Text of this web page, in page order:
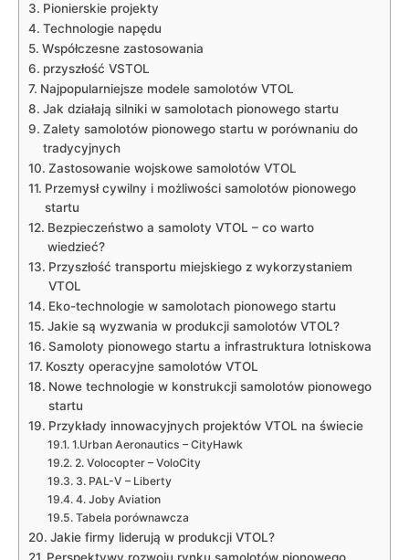
Pionierskie⁤ projekty
Technologie napędu
Współczesne zastosowania
przyszłość VSTOL
Najpopularniejsze modele ‌samolotów VTOL
Jak działają silniki w samolotach pionowego‌ startu
Zalety​ samolotów pionowego​ startu w ‍porównaniu do
tradycyjnych
Zastosowanie wojskowe samolotów VTOL
Przemysł ⁣cywilny i możliwości samolotów pionowego
‍startu
Bezpieczeństwo⁢ a⁤ samoloty VTOL – co​ warto
wiedzieć?
Przyszłość ⁢transportu miejskiego z wykorzystaniem
VTOL
Eko-technologie w samolotach pionowego startu
Jakie są‌ wyzwania w produkcji samolotów VTOL?
Samoloty pionowego startu a infrastruktura lotniskowa
Koszty operacyjne samolotów VTOL
Nowe technologie w‍ konstrukcji samolotów pionowego
startu
Przykłady innowacyjnych projektów VTOL na ⁣świecie
1.Urban Aeronautics – CityHawk
2. Volocopter – VoloCity
3. PAL-V – Liberty
4. Joby Aviation
Tabela porównawcza
Jakie ⁢firmy liderują w produkcji VTOL?